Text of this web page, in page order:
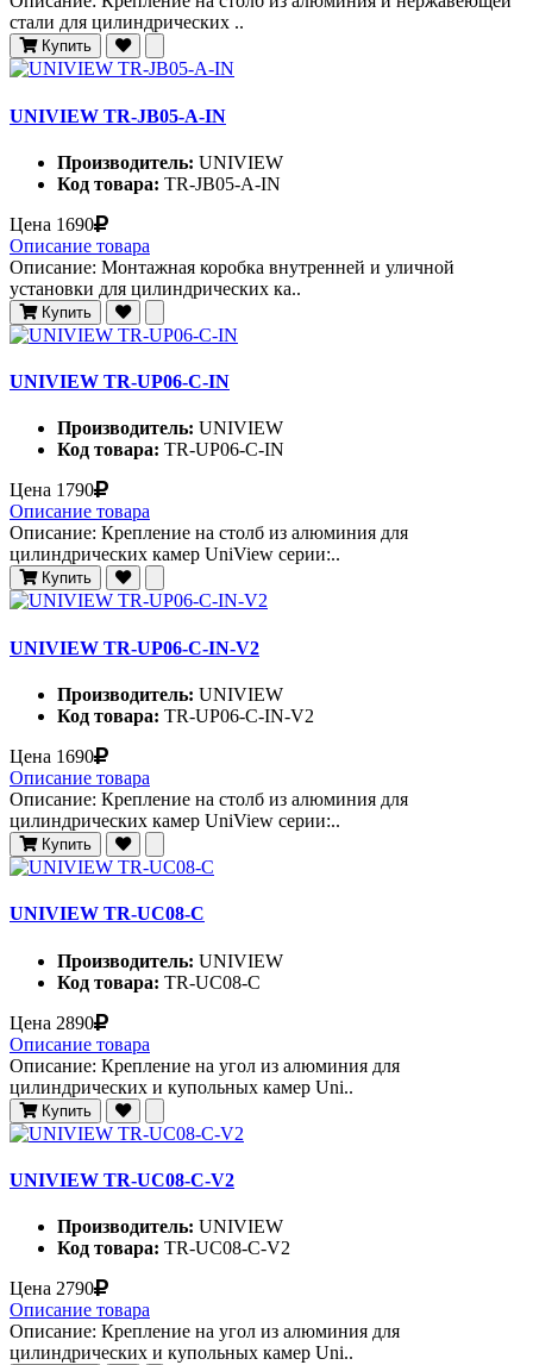
стали для цилиндрических ..
Купить
UNIVIEW TR-JB05-A-IN
Производитель: UNIVIEW
Код товара: TR-JB05-A-IN
Цена 1690
Описание товара
Описание: Монтажная коробка внутренней и уличной
установки для цилиндрических ка..
Купить
UNIVIEW TR-UP06-C-IN
Производитель: UNIVIEW
Код товара: TR-UP06-C-IN
Цена 1790
Описание товара
Описание: Крепление на столб из алюминия для
цилиндрических камер UniView серии:..
Купить
UNIVIEW TR-UP06-C-IN-V2
Производитель: UNIVIEW
Код товара: TR-UP06-C-IN-V2
Цена 1690
Описание товара
Описание: Крепление на столб из алюминия для
цилиндрических камер UniView серии:..
Купить
UNIVIEW TR-UC08-C
Производитель: UNIVIEW
Код товара: TR-UC08-C
Цена 2890
Описание товара
Описание: Крепление на угол из алюминия для
цилиндрических и купольных камер Uni..
Купить
UNIVIEW TR-UC08-C-V2
Производитель: UNIVIEW
Код товара: TR-UC08-C-V2
Цена 2790
Описание товара
Описание: Крепление на угол из алюминия для
цилиндрических и купольных камер Uni..